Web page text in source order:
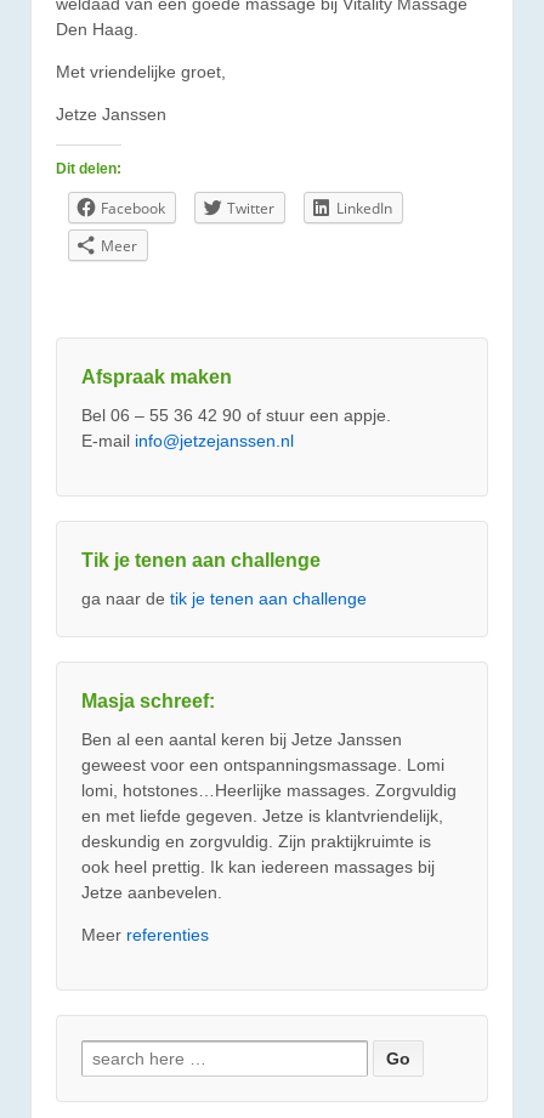
Den Haag.
Met vriendelijke groet,
Jetze Janssen
Dit delen:
Facebook Twitter
LinkedIn
Meer
Afspraak maken
Bel 06 – 55 36 42 90 of stuur een appje.
E-mail info@jetzejanssen.nl
Tik je tenen aan challenge
ga naar de tik je tenen aan challenge
Masja schreef:
Ben al een aantal keren bij Jetze Janssen
geweest voor een ontspanningsmassage. Lomi
lomi, hotstones…Heerlijke massages. Zorgvuldig
en met liefde gegeven. Jetze is klantvriendelijk,
deskundig en zorgvuldig. Zijn praktijkruimte is
ook heel prettig. Ik kan iedereen massages bij
Jetze aanbevelen.
Meer referenties
Zoeken
naar: